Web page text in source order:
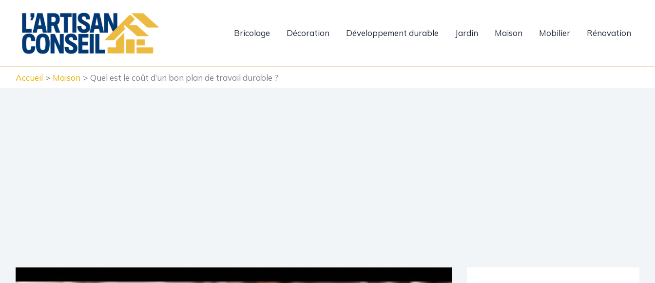
contenu
Bricolage Décoration Développement durable Jardin Maison Mobilier Rénovation
Accueil Maison Quel est le coût d’un bon plan de travail durable ?